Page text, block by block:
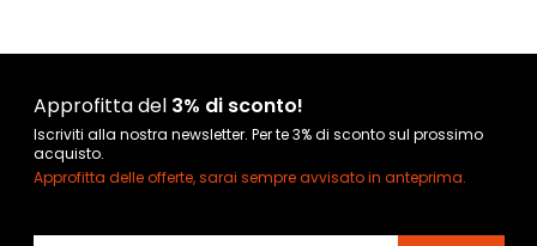
Approfitta del 3% di sconto!
Iscriviti alla nostra newsletter. Per te 3% di sconto sul prossimo
acquisto.
Approfitta delle offerte, sarai sempre avvisato in anteprima.